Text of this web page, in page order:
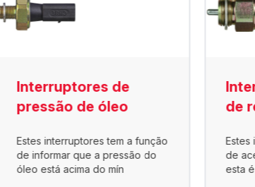
Interruptores de
pressão de óleo
Estes interruptores tem a função
de informar que a pressão do
óleo está acima do mín
de
Estes
de
esta